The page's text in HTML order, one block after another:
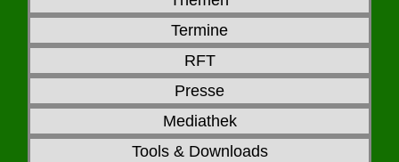
Termine
RFT
Presse
Mediathek
Tools & Downloads